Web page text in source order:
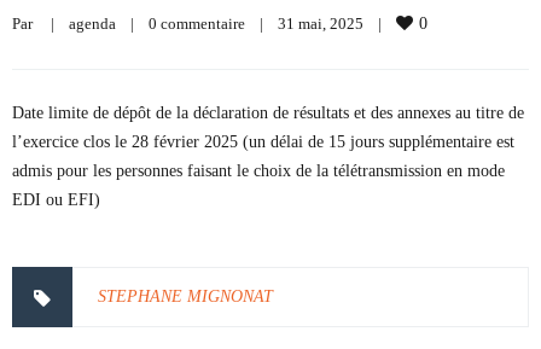
Par | agenda | 0 commentaire | 31 mai, 2025 | 0
Date limite de dépôt de la déclaration de résultats et des annexes au titre de
l’exercice clos le 28 février 2025 (un délai de 15 jours supplémentaire est
admis pour les personnes faisant le choix de la télétransmission en mode
EDI ou EFI)
STEPHANE MIGNONAT